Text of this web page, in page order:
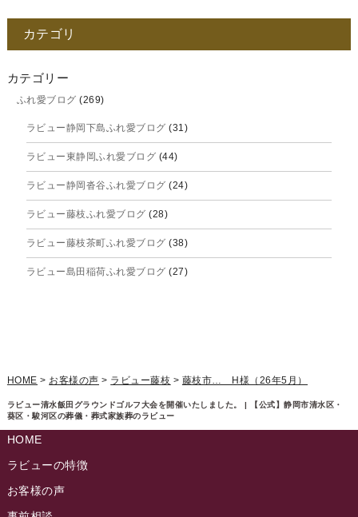
ラビュー清水飯田グラウンドゴルフ大会を開催いたしました。 | 【公式】静岡市清水区・
葵区・駿河区の葬儀・葬式家族葬のラビュー
2025年11月
2025年10月
2025年9月
2025年8月
2025年7月
2025年6月
2025年5月
2025年4月
2025年3月
2024年11月
2024年10月
2024年9月
2024年8月
カテゴリ
カテゴリー
ふれ愛ブログ (269)
ラビュー静岡下島ふれ愛ブログ (31)
ラビュー東静岡ふれ愛ブログ (44)
ラビュー静岡沓谷ふれ愛ブログ (24)
ラビュー藤枝ふれ愛ブログ (28)
ラビュー藤枝茶町ふれ愛ブログ (38)
ラビュー島田稲荷ふれ愛ブログ (27)
ラビュー西焼津ふれ愛ブログ(20)
ラビュー島田六合ふれ愛ブログ (5)
ラビュー静岡籠上ふれ愛ブログ
ラビュー金谷ふれ愛ブログ
ラビュー静岡下島イベント情報(92)
ラビュー東静岡イベント情報(90)
ラビュー島田稲荷イベント情報(84)
ラビュー焼津石津イベント情報
ラビュー藤枝茶町イベント情報
HOME > お客様の声 > ラビュー藤枝 > 藤枝市… H様（26年5月）
HOME
ラビューの特徴
お客様の声